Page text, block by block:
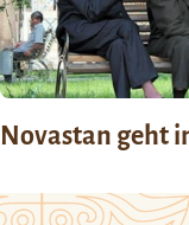
Novastan geht